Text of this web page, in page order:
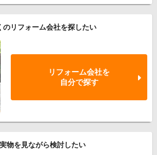
のリフォーム会社を探したい
リフォーム会社を
自分で探す
実物を見ながら検討したい